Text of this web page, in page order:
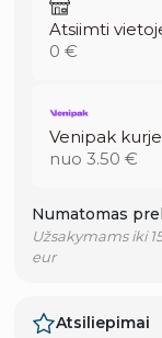
Atsiimti
0 €
Venipak
nuo 3.50 €
Numatomas
Užsakymams iki
eur
Atsiliepimai